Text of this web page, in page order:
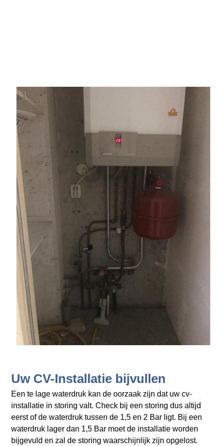
Uw CV-Installatie bijvullen
Een te lage waterdruk kan de oorzaak zijn dat uw cv-
installatie in storing valt. Check bij een storing dus altijd
eerst of de waterdruk tussen de 1,5 en 2 Bar ligt. Bij een
waterdruk lager dan 1,5 Bar moet de installatie worden
bijgevuld en zal de storing waarschijnlijk zijn opgelost.